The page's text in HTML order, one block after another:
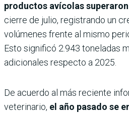
productos avícolas
cierre de julio, registrando un
volúmenes frente al mismo
Esto significó 2.943 toneladas
adicionales respecto a 2025.
De acuerdo al más reciente
veterinario, el año pasado se